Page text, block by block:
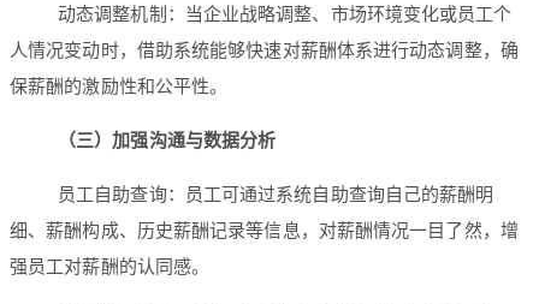
动态调整机制：当企业战略调整、市场环境变化或员工个
人情况变动时，借助系统能够快速对薪酬体系进行动态调整，确
保薪酬的激励性和公平性。
（三）加强沟通与数据分析
员工自助查询：员工可通过系统自助查询自己的薪酬明
细、薪酬构成、历史薪酬记录等信息，对薪酬情况一目了然，增
强员工对薪酬的认同感。